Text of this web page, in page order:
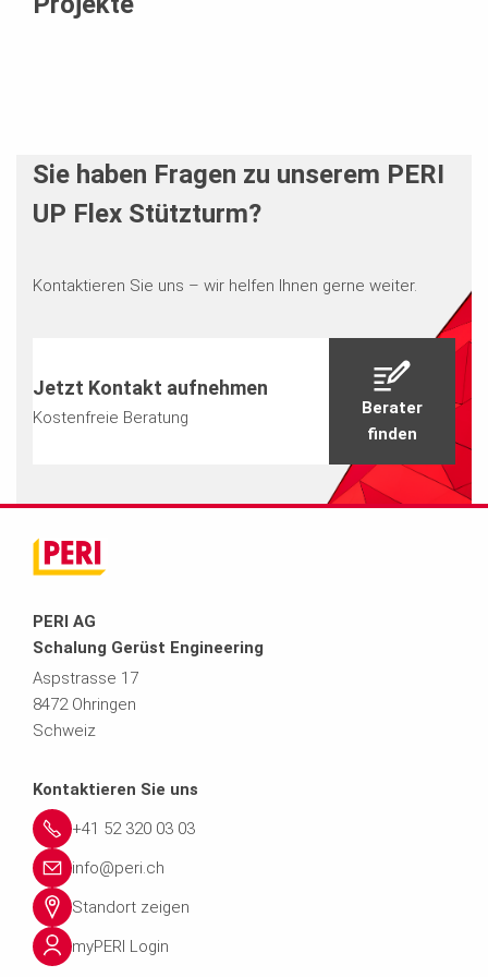
Sie haben Fragen zu unserem PERI
UP Flex Stützturm?
Kontaktieren Sie uns – wir helfen Ihnen gerne weiter.
Jetzt Kontakt aufnehmen
Kostenfreie Beratung
Berater
finden
PERI AG
Schalung Gerüst Engineering
Aspstrasse 17
8472 Ohringen
Schweiz
Kontaktieren Sie uns
+41 52 320 03 03
info@peri.ch
Standort zeigen
myPERI Login